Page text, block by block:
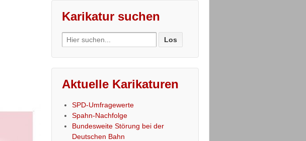
Karikatur suchen
Search
for:
Aktuelle Karikaturen
SPD-Umfragewerte
Spahn-Nachfolge
Bundesweite Störung bei der
Deutschen Bahn